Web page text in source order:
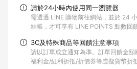
請於24小時內使用同一瀏覽器
需透過 LINE 購物前往網站，並於 24
結帳，才可享有 LINE POINTS 點數回
3C及特殊商品等回饋注意事項
請以訂單成立通知為準。訂單回饋金
福利金/紅利折抵/折價券等虛擬貨幣折